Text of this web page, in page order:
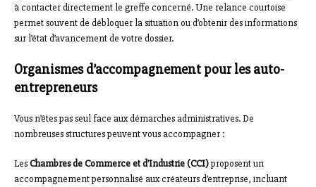
à contacter directement le greffe concerné. Une relance courtoise
permet souvent de débloquer la situation ou d’obtenir des informations
sur l’état d’avancement de votre dossier.
Organismes d’accompagnement pour les auto-
entrepreneurs
Vous n’êtes pas seul face aux démarches administratives. De
nombreuses structures peuvent vous accompagner :
LesChambres de Commerce et d’Industrie (CCI)proposent un
accompagnement personnalisé aux créateurs d’entreprise, incluant